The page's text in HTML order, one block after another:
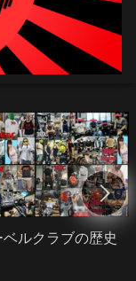
ベルクラブの歴史